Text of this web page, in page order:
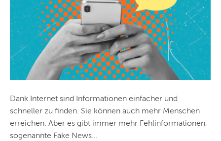
Dank Internet sind Informationen einfacher und
schneller zu finden. Sie können auch mehr Menschen
erreichen. Aber es gibt immer mehr Fehlinformationen,
sogenannte Fake News...